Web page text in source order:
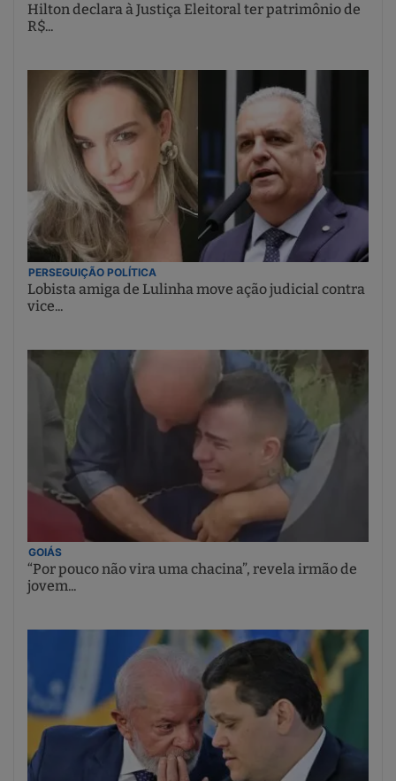
Hilton declara à Justiça Eleitoral ter patrimônio de
R$...
PERSEGUIÇÃO POLÍTICA
Lobista amiga de Lulinha move ação judicial contra
vice...
GOIÁS
“Por pouco não vira uma chacina”, revela irmão de
jovem...